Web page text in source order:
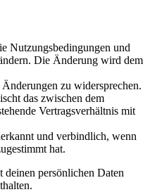
Nutzungsbedingungen und
Die Änderung wird dem
zu widersprechen.
das zwischen dem
Vertragsverhältnis mit
und verbindlich, wenn
hat.
persönlichen Daten